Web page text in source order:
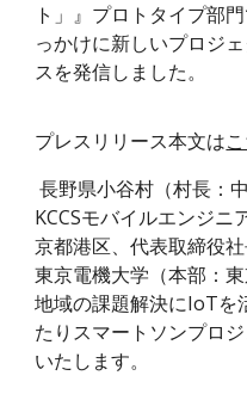
ト」』プロトタイプ部
っかけに新しいプロジ
スを発信しました。
プレスリリース本文は
長野県小谷村（村長：
KCCSモバイルエンジニ
京都港区、代表取締役社
東京電機大学（本部：
地域の課題解決にIoTを
たりスマートソンプロ
いたします。